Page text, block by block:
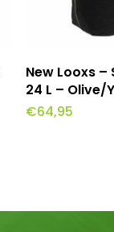
New Looxs
24 L – Olive/
€64,95